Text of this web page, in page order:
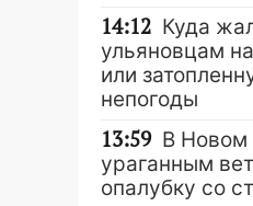
14:12 Куда
ульяновцам
или
непогоды
13:59 В Новом
ураганным
опалубку со